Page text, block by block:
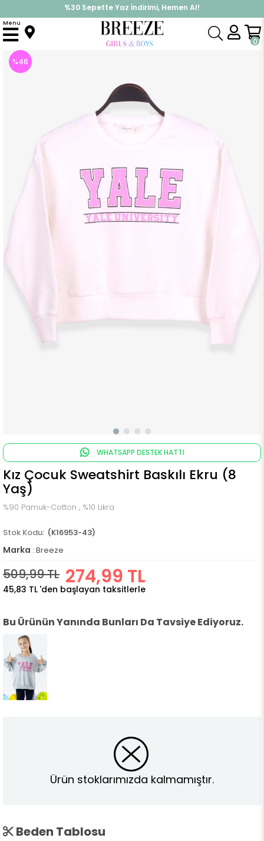
%30 Sepette Yaz İndirimi, Hemen Al!
İndirimlere ek %10 İndirimi Kap, Hemen Üye Ol!
0
Menu
Anasayfa Üst Giyim Sweatshirt Kız Çocuk Sweatshirt Baskılı Ekru (8 Yaş)
%46
WHATSAPP DESTEK HATTI
Kız Çocuk Sweatshirt Baskılı Ekru (8
Yaş)
%90 Pamuk-Cotton , %10 Likra
(K16953-43)
Marka : Breeze
509,99 TL 274,99 TL
45,83 TL 'den başlayan taksitlerle
Bu Ürünün Yanında Bunları Da Tavsiye Ediyoruz.
Ürün stoklarımızda kalmamıştır.
Beden Tablosu